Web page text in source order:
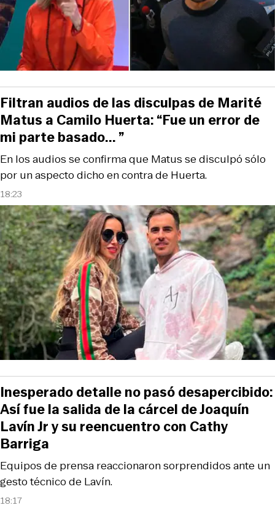
18:23
En los audios se confirma que Matus se disculpó sólo
por un aspecto dicho en contra de Huerta.
Filtran audios de las disculpas de Marité
Matus a Camilo Huerta: “Fue un error de
mi parte basado... ”
18:17
Equipos de prensa reaccionaron sorprendidos ante un
gesto técnico de Lavín.
Inesperado detalle no pasó desapercibido:
Así fue la salida de la cárcel de Joaquín
Lavín Jr y su reencuentro con Cathy
Barriga